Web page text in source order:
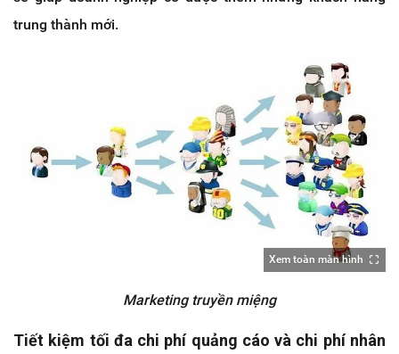
trung thành mới.
Xem toàn màn hình
Marketing truyền miệng
Tiết kiệm tối đa chi phí quảng cáo và chi phí nhân